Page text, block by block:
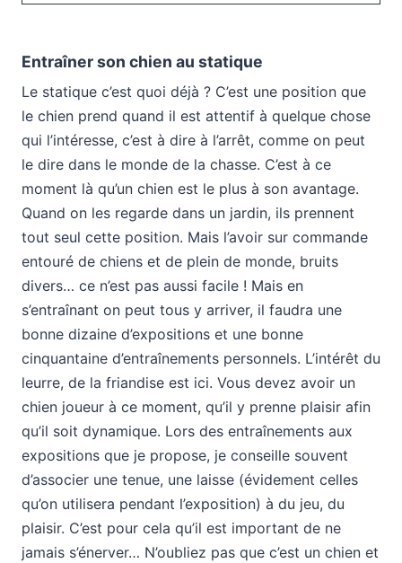
Entraîner son chien au statique
Le statique c’est quoi déjà ? C’est une position que
le chien prend quand il est attentif à quelque chose
qui l’intéresse, c’est à dire à l’arrêt, comme on peut
le dire dans le monde de la chasse. C’est à ce
moment là qu’un chien est le plus à son avantage.
Quand on les regarde dans un jardin, ils prennent
tout seul cette position. Mais l’avoir sur commande
entouré de chiens et de plein de monde, bruits
divers… ce n’est pas aussi facile ! Mais en
s’entraînant on peut tous y arriver, il faudra une
bonne dizaine d’expositions et une bonne
cinquantaine d’entraînements personnels. L’intérêt du
leurre, de la friandise est ici. Vous devez avoir un
chien joueur à ce moment, qu’il y prenne plaisir afin
qu’il soit dynamique. Lors des entraînements aux
expositions que je propose, je conseille souvent
d’associer une tenue, une laisse (évidement celles
qu’on utilisera pendant l’exposition) à du jeu, du
plaisir. C’est pour cela qu’il est important de ne
jamais s’énerver… N’oubliez pas que c’est un chien et